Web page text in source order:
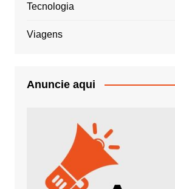
Tecnologia
Viagens
Anuncie aqui